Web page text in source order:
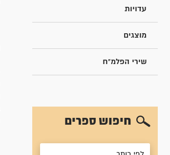
עדויות
מוצגים
שירי הפלמ"ח
חיפוש ספרים